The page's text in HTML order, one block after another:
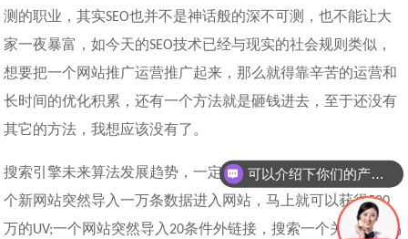
测的职业，其实SEO也并不是神话般的深不可测，也不能让大
家一夜暴富，如今天的SEO技术已经与现实的社会规则类似，
想要把一个网站推广运营推广起来，那么就得靠辛苦的运营和
长时间的优化积累，还有一个方法就是砸钱进去，至于还没有
其它的方法，我想应该没有了。
搜索引擎未来算法发展趋势，一定是合理、正常化的。如果一
个新网站突然导入一万条数据进入网站，马上就可以获得500
万的UV;一个网站突然导入 20条件外链接，搜索一个关键词，马
可以介绍下你们的产品么